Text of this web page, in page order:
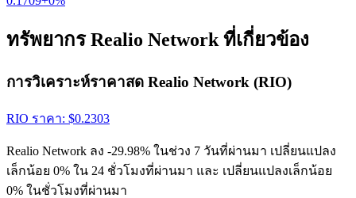
ทรัพยากร Realio Network ที่เกี่ยวข้อง
การวิเคราะห์ราคาสด Realio Network (RIO)
RIO ราคา: $0.2303
Realio Network ลง -29.98% ในช่วง 7 วันที่ผ่านมา เปลี่ยนแปลง
เล็กน้อย 0% ใน 24 ชั่วโมงที่ผ่านมา และ เปลี่ยนแปลงเล็กน้อย
0% ในชั่วโมงที่ผ่านมา